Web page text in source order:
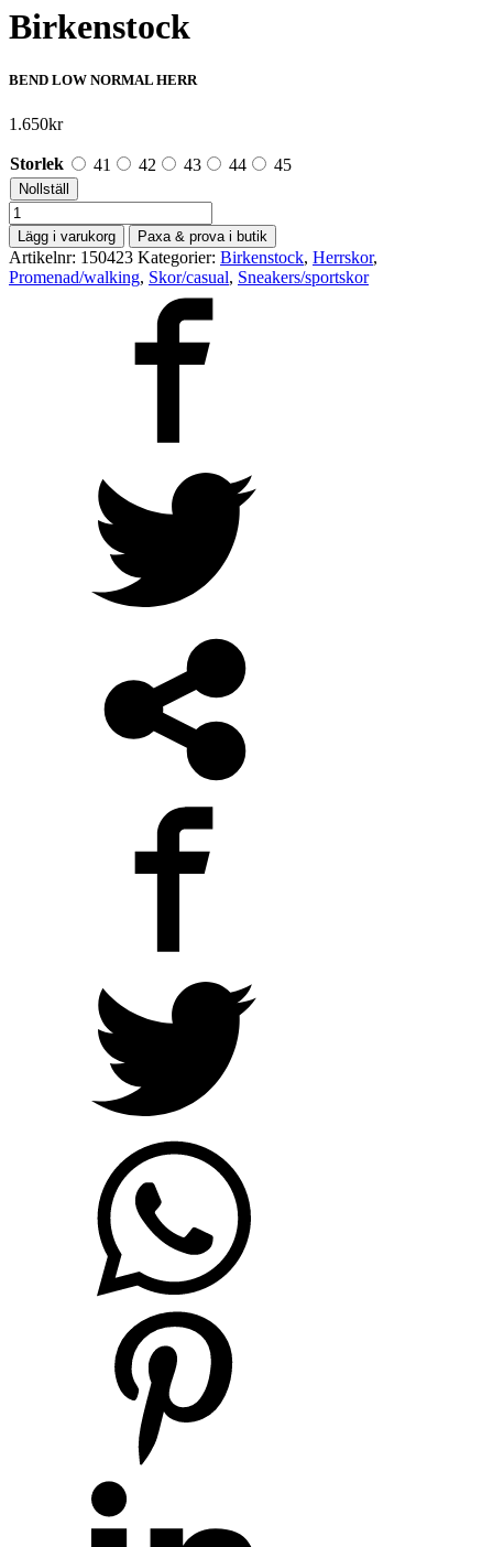
Birkenstock
BEND LOW NORMAL HERR
1.650kr
Storlek 41 42 43 44 45
Nollställ
Birkenstock
mängd
Lägg i varukorg Paxa & prova i butik
Artikelnr: 150423 Kategorier: Birkenstock, Herrskor,
Promenad/walking, Skor/casual, Sneakers/sportskor